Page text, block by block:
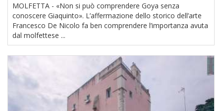
MOLFETTA - «Non si può comprendere Goya senza
conoscere Giaquinto». L’affermazione dello storico dell’arte
Francesco De Nicolo fa ben comprendere l’importanza avuta
dal molfettese ...